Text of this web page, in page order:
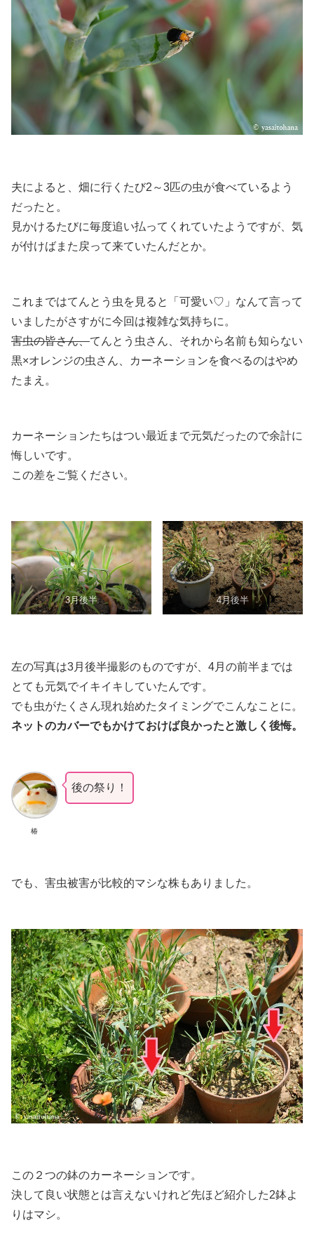
夫によると、畑に行くたび2～3匹の虫が食べているよう
だったと。
見かけるたびに毎度追い払ってくれていたようですが、気
が付けばまた戻って来ていたんだとか。
これまではてんとう虫を見ると「可愛い♡」なんて言って
いましたがさすがに今回は複雑な気持ちに。
害虫の皆さん、てんとう虫さん、それから名前も知らない
黒×オレンジの虫さん、カーネーションを食べるのはやめ
たまえ。
カーネーションたちはつい最近まで元気だったので余計に
悔しいです。
この差をご覧ください。
3月後半 4月後半
左の写真は3月後半撮影のものですが、4月の前半までは
とても元気でイキイキしていたんです。
でも虫がたくさん現れ始めたタイミングでこんなことに。
ネットのカバーでもかけておけば良かったと激しく後悔。
椿
後の祭り！
でも、害虫被害が比較的マシな株もありました。
この２つの鉢のカーネーションです。
決して良い状態とは言えないけれど先ほど紹介した2鉢よ
りはマシ。